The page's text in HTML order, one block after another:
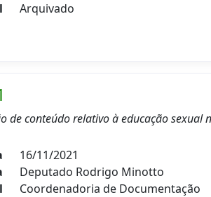
Arquivado
de conteúdo relativo à educação
16/11/2021
Deputado Rodrigo Minotto
Coordenadoria de Documentação